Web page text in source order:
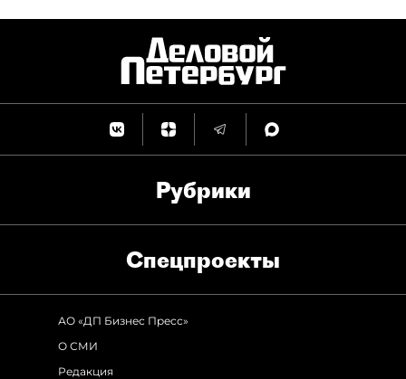
Рубрики
Спец­проекты
АО «ДП Бизнес Пресс»
О СМИ
Редакция